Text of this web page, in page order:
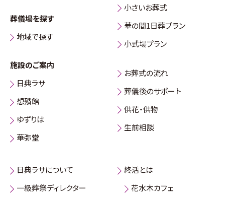
葬儀場を探す
地域で探す
施設のご案内
日典ラサ
想殯館
ゆずりは
華弥堂
小さいお葬式
華の間1日葬プラン
小式場プラン
お葬式の流れ
葬儀後のサポート
供花・供物
生前相談
日典ラサについて
一級葬祭ディレクター
終活とは
花水木カフェ